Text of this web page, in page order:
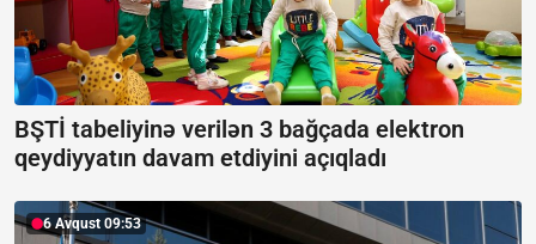
BŞTİ tabeliyinə verilən 3 bağçada elektron
qeydiyyatın davam etdiyini açıqladı
6 Avqust 09:53